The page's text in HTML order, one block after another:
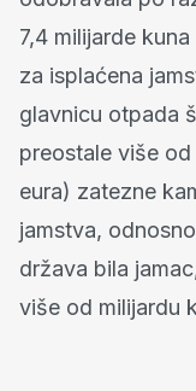
7,4 milijarde
za isplaćena
glavnicu otpada
preostale više od
eura) zatezne
jamstva,
država bila
više od milijardu